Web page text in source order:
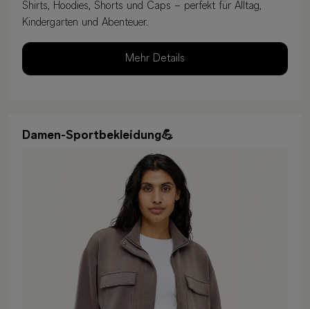
Shirts, Hoodies, Shorts und Caps – perfekt für Alltag,
Kindergarten und Abenteuer.
Mehr Details
Damen-Sportbekleidung💪